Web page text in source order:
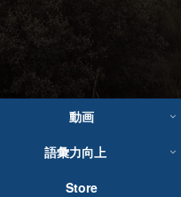
動画
語彙力向上
Store